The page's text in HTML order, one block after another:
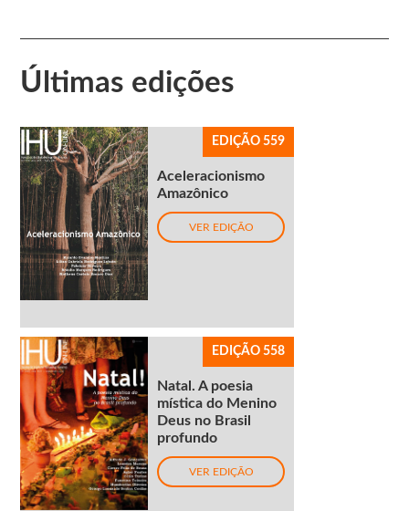
Últimas edições
EDIÇÃO 559
Aceleracionismo
Amazônico
VER EDIÇÃO
EDIÇÃO 558
Natal. A poesia
mística do Menino
Deus no Brasil
profundo
VER EDIÇÃO